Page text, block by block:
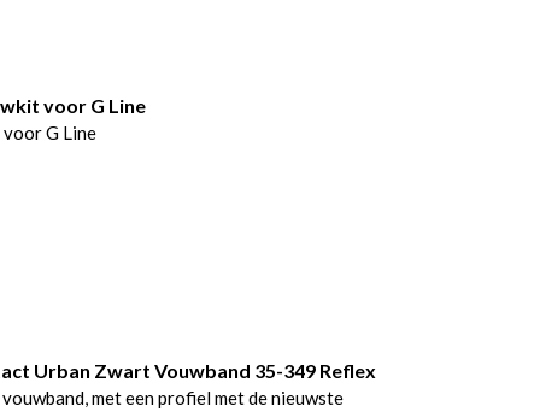
voor G Line
G Line
Urban Zwart Vouwband 35-349 Reflex
met een profiel met de nieuwste